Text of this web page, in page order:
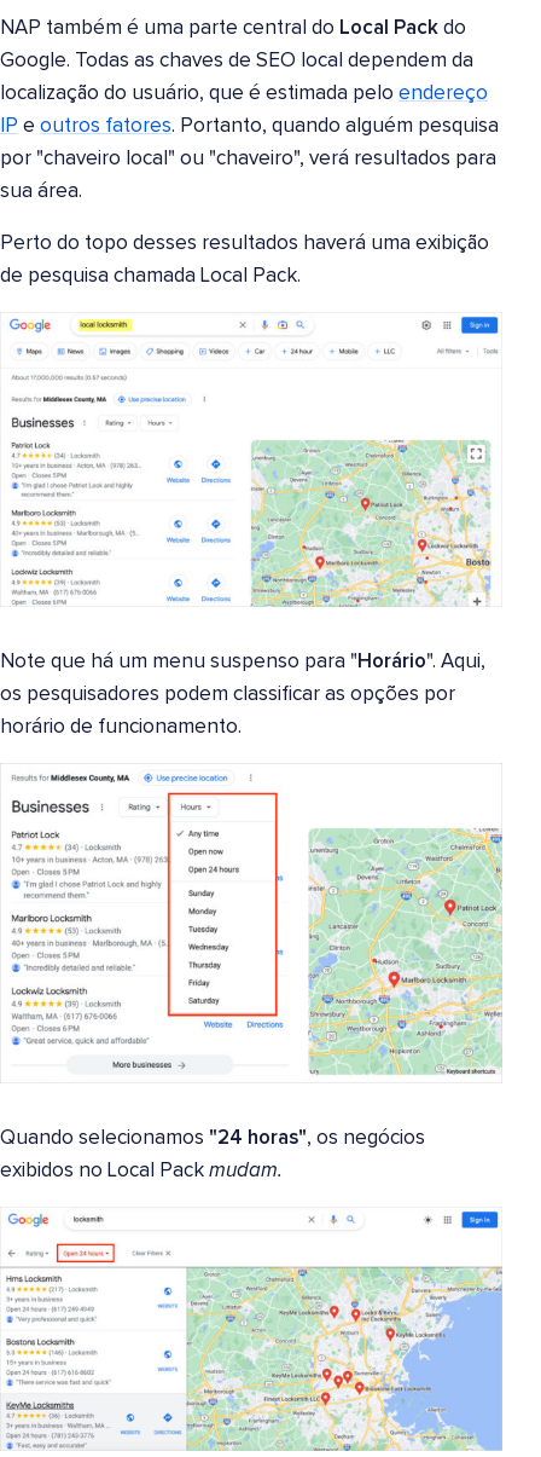
NAP também é uma parte central do Local Pack do
Google. Todas as chaves de SEO local dependem da
localização do usuário, que é estimada pelo endereço
IP e outros fatores. Portanto, quando alguém pesquisa
por "chaveiro local" ou "chaveiro", verá resultados para
sua área.
Perto do topo desses resultados haverá uma exibição
de pesquisa chamada Local Pack.
Note que há um menu suspenso para "Horário". Aqui,
os pesquisadores podem classificar as opções por
horário de funcionamento.
Quando selecionamos "24 horas", os negócios
exibidos no Local Pack mudam.